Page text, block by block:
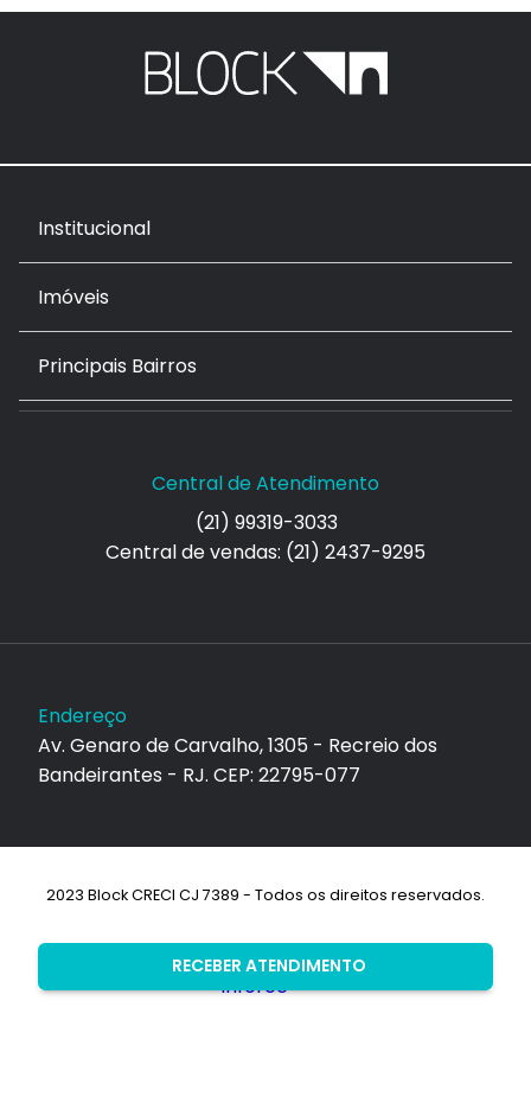
RECEBER ATENDIMENTO
Institucional
Imóveis
Principais Bairros
Central de Atendimento
(21) 99319-3033
Central de vendas: (21) 2437-9295
Endereço
Av. Genaro de Carvalho, 1305 - Recreio dos
Bandeirantes - RJ. CEP: 22795-077
2023 Block CRECI CJ 7389 - Todos os direitos reservados.